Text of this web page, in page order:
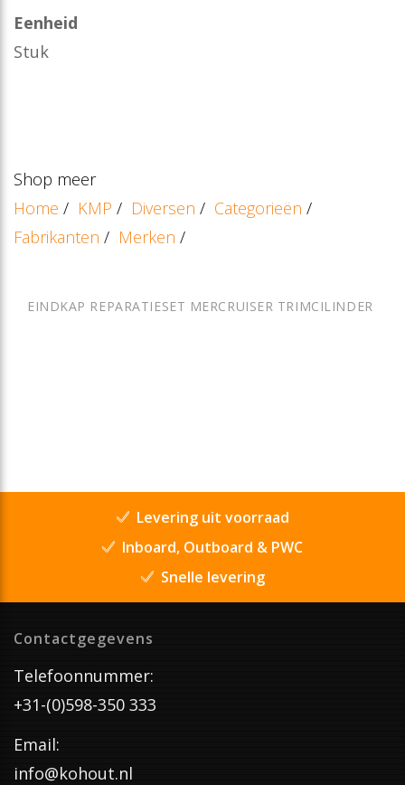
Eenheid
Stuk
Shop meer
Home / KMP / Diversen / Categorieën /
Fabrikanten / Merken /
EINDKAP REPARATIESET MERCRUISER TRIMCILINDER
Levering uit voorraad
Inboard, Outboard & PWC
Snelle levering
Contactgegevens
Telefoonnummer:
+31-(0)598-350 333
Email:
info@kohout.nl